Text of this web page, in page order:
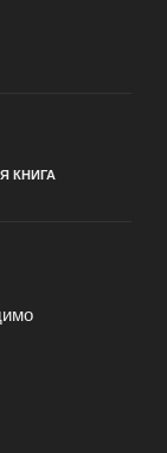
КНИГА